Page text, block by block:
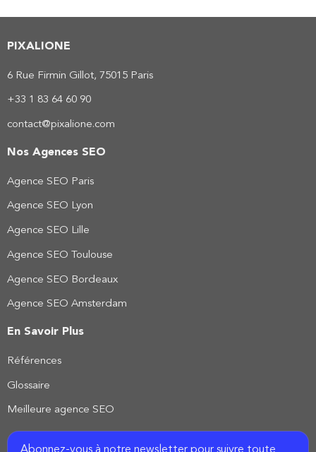
PIXALIONE
6 Rue Firmin Gillot, 75015 Paris
+33 1 83 64 60 90
contact@pixalione.com
Nos Agences SEO
Agence SEO Paris
Agence SEO Lyon
Agence SEO Lille
Agence SEO Toulouse
Agence SEO Bordeaux
Agence SEO Amsterdam
En Savoir Plus
Références
Glossaire
Meilleure agence SEO